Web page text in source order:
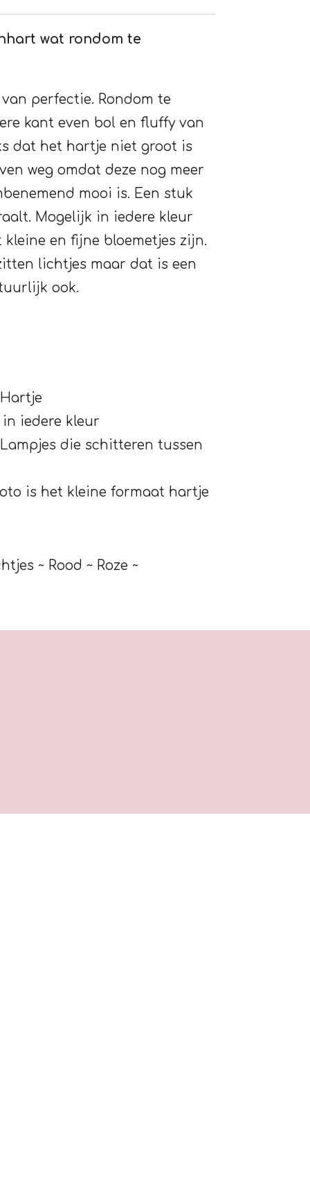
wat rondom te
perfectie. Rondom te
kant even bol en fluffy van
dat het hartje niet groot is
weg omdat deze nog meer
mooi is. Een stuk
Mogelijk in iedere kleur
en fijne bloemetjes zijn.
lichtjes maar dat is een
ook.
iedere kleur
die schitteren tussen
is het kleine formaat hartje
~ Rood ~ Roze ~